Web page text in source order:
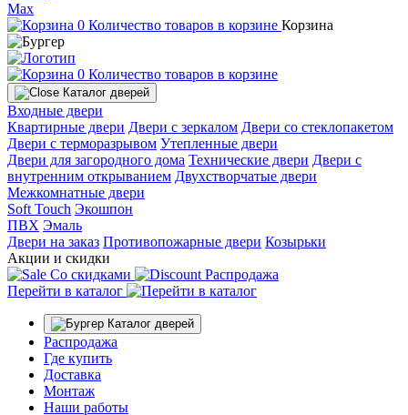
Max
0 Количество товаров в корзине Корзина
0 Количество товаров в корзине
Каталог дверей
Входные двери
Квартирные двери Двери с зеркалом Двери со стеклопакетом
Двери с терморазрывом Утепленные двери
Двери для загородного дома Технические двери Двери с
внутренним открыванием Двухстворчатые двери
Межкомнатные двери
Soft Touch Экошпон
ПВХ Эмаль
Двери на заказ Противопожарные двери Козырьки
Акции и скидки
Со скидками
Распродажа
Перейти в каталог
Каталог дверей
Распродажа
Где купить
Доставка
Монтаж
Наши работы